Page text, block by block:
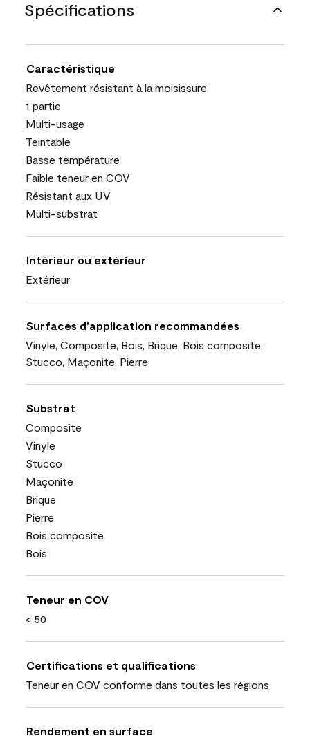
Spécifications
Caractéristique
Revêtement résistant à la moisissure
1 partie
Multi-usage
Teintable
Basse température
Faible teneur en COV
Résistant aux UV
Multi-substrat
Intérieur ou extérieur
Extérieur
Surfaces d’application recommandées
Vinyle, Composite, Bois, Brique, Bois composite,
Stucco, Maçonite, Pierre
Substrat
Composite
Vinyle
Stucco
Maçonite
Brique
Pierre
Bois composite
Bois
Teneur en COV
< 50
Certifications et qualifications
Teneur en COV conforme dans toutes les régions
Rendement en surface